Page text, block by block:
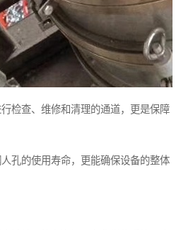
检查、维修和清理的通道，更是保障
孔的使用寿命，更能确保设备的整体